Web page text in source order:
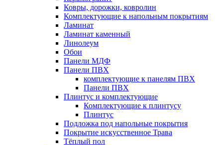
Ковры, дорожки, ковролин
Комплектующие к напольным покрытиям
Ламинат
Ламинат каменный
Линолеум
Обои
Панели МДФ
Панели ПВХ
комплектующие к панелям ПВХ
Панели ПВХ
Плинтус и комплектующие
Комплектующие к плинтусу
Плинтус
Подложка под напольные покрытия
Покрытие искусственное Трава
Тёплый пол